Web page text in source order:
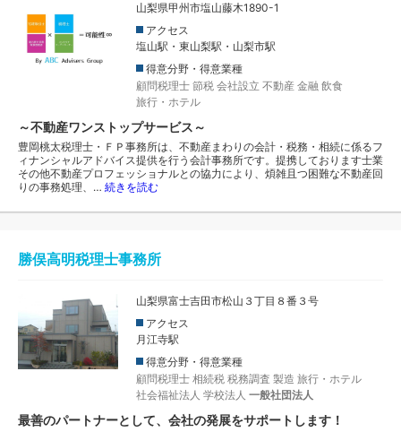
山梨県甲州市塩山藤木1890-1
アクセス
塩山駅・東山梨駅・山梨市駅
得意分野・得意業種
顧問税理士 節税 会社設立 不動産 金融 飲食
旅行・ホテル
～不動産ワンストップサービス～
豊岡桃太税理士・ＦＰ事務所は、不動産まわりの会計・税務・相続に係るフ
ィナンシャルアドバイス提供を行う会計事務所です。提携しております士業
その他不動産プロフェッショナルとの協力により、煩雑且つ困難な不動産回
りの事務処理、… 続きを読む
勝俣高明税理士事務所
山梨県富士吉田市松山３丁目８番３号
アクセス
月江寺駅
得意分野・得意業種
顧問税理士 相続税 税務調査 製造 旅行・ホテル
社会福祉法人 学校法人 一般社団法人
最善のパートナーとして、会社の発展をサポートします！